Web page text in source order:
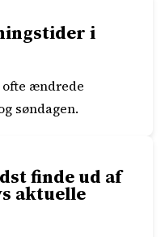
i
ofte ændrede
søndagen.
finde ud af
aktuelle